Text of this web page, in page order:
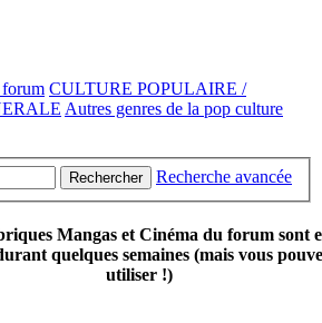
CULTURE POPULAIRE /
Autres genres de la pop culture
Rechercher Recherche avancée
Mangas et Cinéma du forum sont
quelques semaines (mais vous
utiliser !)